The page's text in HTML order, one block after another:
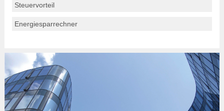
Steuervorteil
Energiesparrechner